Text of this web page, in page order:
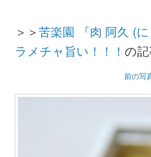
＞＞苦楽園 『肉 阿久 (
ラメチャ旨い！！！ の
前の写